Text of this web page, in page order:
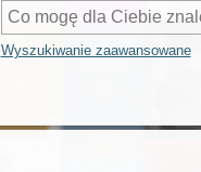
Wyszukiwanie zaawansowane